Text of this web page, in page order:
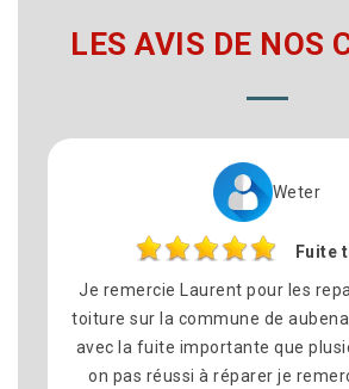
LES AVIS DE NOS
Weter
Fuite
Je remercie Laurent pour les
toiture sur la commune de aubenas (
avec la fuite importante que plusieurs
on pas réussi à réparer je remercie